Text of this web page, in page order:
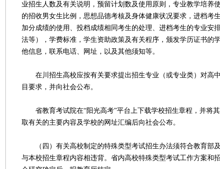
业招生人数及有关说明，预留计划数及使用原则，专业教学培养
的招收男女生比例，思想品德考核及身体健康状况要求，进档考
加分成绩的使用、投档成绩相同考生的处理、进档考生的专业安
法等），学费标准，学生资助政策及有关程序，颁发学历证书的
他信息，联系电话、网址，以及其他须知等。
在川招生高校应按有关要求提出招生专业（或专业类）对高
目要求，并向社会公布。
省教育考试院在“阳光高考”平台上下载学校招生章程，并将
取有关的主要内容及学校的网址汇编后向社会公布。
（四）有关高校制定的特殊类型考试招生办法须符合教育部
与本校招生章程内容相违背。省内高校特殊类型考试工作方案和